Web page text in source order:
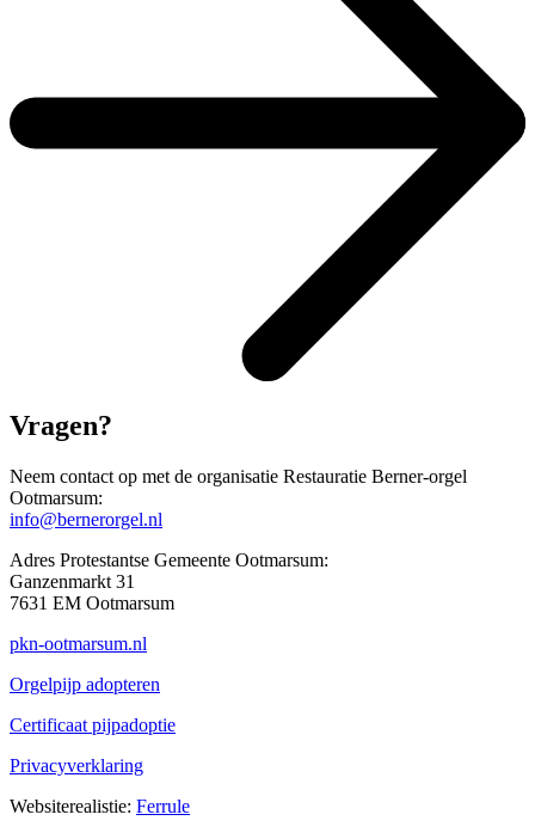
Vragen?
Neem contact op met de organisatie Restauratie Berner-orgel
Ootmarsum:
info@bernerorgel.nl
Adres Protestantse Gemeente Ootmarsum:
Ganzenmarkt 31
7631 EM Ootmarsum
pkn-ootmarsum.nl
Orgelpijp adopteren
Certificaat pijpadoptie
Privacyverklaring
Websiterealistie: Ferrule